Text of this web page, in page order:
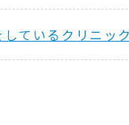
ているクリニッ